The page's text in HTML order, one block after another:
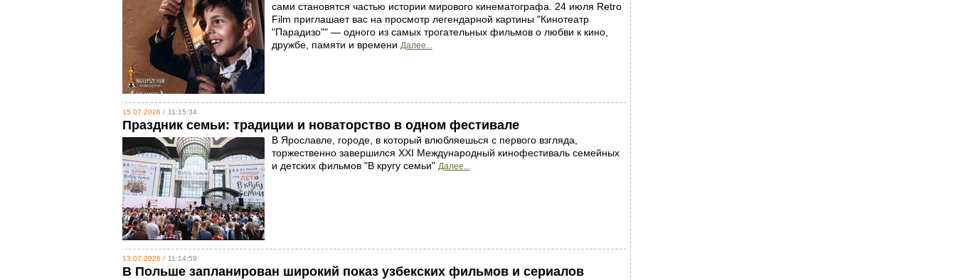
сами становятся частью истории мирового кинематографа. 24 июля Retro
Film приглашает вас на просмотр легендарной картины "Кинотеатр
"Парадизо"" — одного из самых трогательных фильмов о любви к кино,
дружбе, памяти и времени Далее...
15.07.2026 / 11:15:34
Праздник семьи: традиции и новаторство в одном фестивале
В Ярославле, городе, в который влюбляешься с первого взгляда,
торжественно завершился XXI Международный кинофестиваль семейных
и детских фильмов "В кругу семьи" Далее...
13.07.2026 / 11:14:59
В Польше запланирован широкий показ узбекских фильмов и сериалов